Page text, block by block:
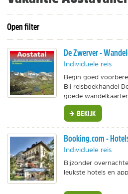
Open filter
De Zwerver -
Individuele reis
Begin goed
Bij reisboekhandel
goede
BEKIJK
Booking.com -
Individuele reis
Bijzonder
leukste hotels en